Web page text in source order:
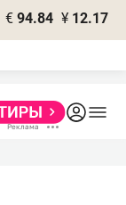
€ 94.84 ¥ 12.17